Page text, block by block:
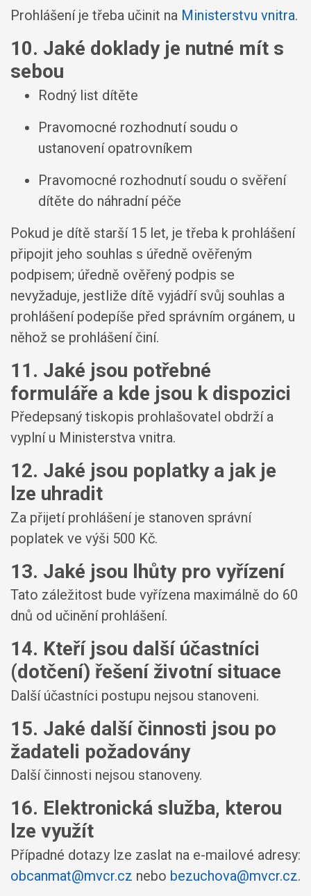
Prohlášení je třeba učinit na Ministerstvu vnitra.
10. Jaké doklady je nutné mít s
sebou
Rodný list dítěte
Pravomocné rozhodnutí soudu o
ustanovení opatrovníkem
Pravomocné rozhodnutí soudu o svěření
dítěte do náhradní péče
Pokud je dítě starší 15 let, je třeba k prohlášení
připojit jeho souhlas s úředně ověřeným
podpisem; úředně ověřený podpis se
nevyžaduje, jestliže dítě vyjádří svůj souhlas a
prohlášení podepíše před správním orgánem, u
něhož se prohlášení činí.
11. Jaké jsou potřebné
formuláře a kde jsou k dispozici
Předepsaný tiskopis prohlašovatel obdrží a
vyplní u Ministerstva vnitra.
12. Jaké jsou poplatky a jak je
lze uhradit
Za přijetí prohlášení je stanoven správní
poplatek ve výši 500 Kč.
13. Jaké jsou lhůty pro vyřízení
Tato záležitost bude vyřízena maximálně do 60
dnů od učinění prohlášení.
14. Kteří jsou další účastníci
(dotčení) řešení životní situace
Další účastníci postupu nejsou stanoveni.
15. Jaké další činnosti jsou po
žadateli požadovány
Další činnosti nejsou stanoveny.
16. Elektronická služba, kterou
lze využít
Případné dotazy lze zaslat na e-mailové adresy:
obcanmat@mvcr.cz nebo bezuchova@mvcr.cz.